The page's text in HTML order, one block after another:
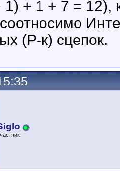
1) + 1 + 7 = 12),
(Р-к) сцепок.